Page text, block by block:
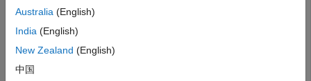
show(tx)
Australia (English)
India (English)
New Zealand (English)
中国